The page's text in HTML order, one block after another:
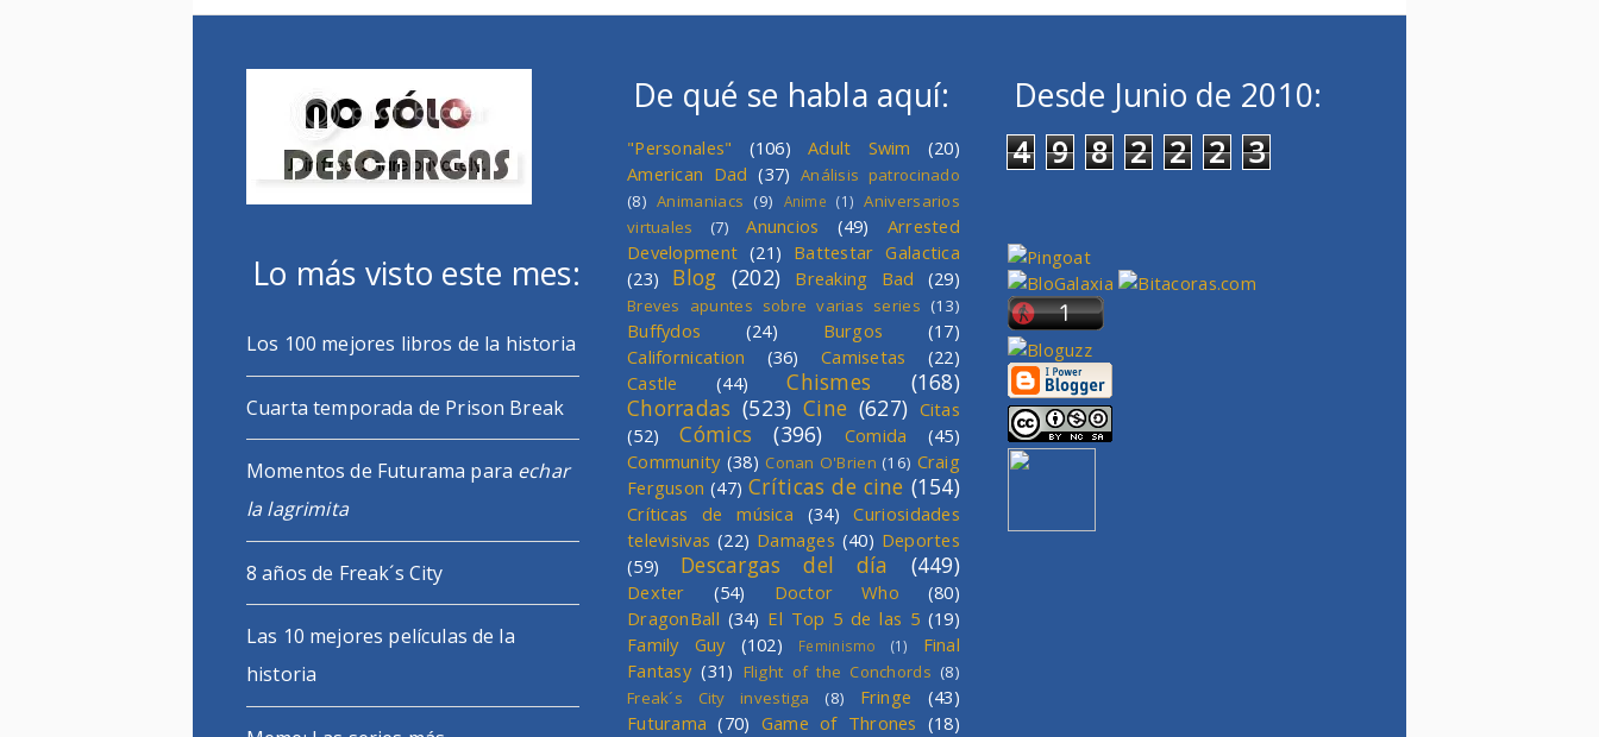
Lo más visto este mes:
Los 100 mejores libros de la historia
Cuarta temporada de Prison Break
Momentos de Futurama para echar
la lagrimita
8 años de Freak´s City
Las 10 mejores películas de la
historia
De qué se habla aquí:
"Personales" (106) Adult Swim
(20)
American Dad (37) Análisis patrocinado
(8) Animaniacs (9) Anime (1) Aniversarios
virtuales
(7) Anuncios (49)
Arrested
Development (21) Battestar Galactica
(23)
Blog (202) Breaking Bad (29)
Breves apuntes sobre varias series (13)
Buffydos (24) Burgos
(17)
Californication
(36) Camisetas
(22)
Castle
(44) Chismes
(168)
Chorradas (523) Cine (627) Citas
(52)
Cómics (396) Comida
(45)
Community (38) Conan O'Brien (16) Craig
Ferguson (47) Críticas de cine (154)
Críticas de música (34)
Curiosidades
televisivas (22) Damages (40) Deportes
(59)
Descargas del día (449)
Dexter (54) Doctor Who
(80)
DragonBall (34) El Top 5 de las 5 (19)
Family Guy
(102) Feminismo (1)
Final
Fantasy (31) Flight of the Conchords (8)
Freak´s City investiga
(8) Fringe
(43)
Futurama (70) Game of Thrones (18)
Desde Junio de 2010:
4 9 8 2 2 2 3